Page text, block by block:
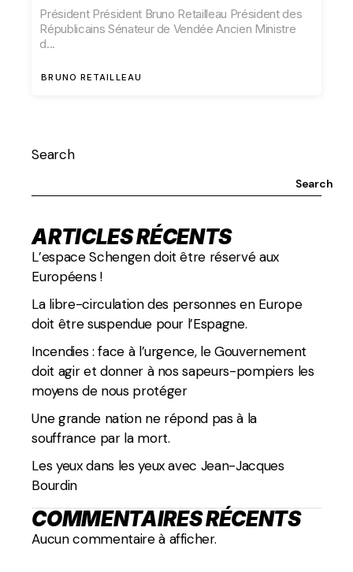
BRUNO RETAILLEAU
Président Président Bruno Retailleau Président des
Républicains Sénateur de Vendée Ancien Ministre
d
Search
Search
ARTICLES RÉCENTS
L’espace Schengen doit être réservé aux
Européens !
La libre-circulation des personnes en Europe
doit être suspendue pour l’Espagne.
Incendies : face à l’urgence, le Gouvernement
doit agir et donner à nos sapeurs-pompiers les
moyens de nous protéger
Une grande nation ne répond pas à la
souffrance par la mort.
Les yeux dans les yeux avec Jean-Jacques
Bourdin
COMMENTAIRES RÉCENTS
Aucun commentaire à afficher.